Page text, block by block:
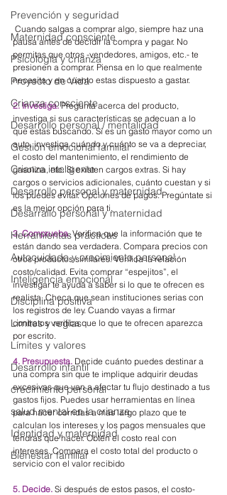
Prevención y seguridad
Maternidad consciente
Psicología y crianza
Proyecto de Vida
Crianza consciente
Desarrollo personal / mentalidad
Gestión emocional familiar
Crianza inteligente
Desarrollo personal y maternidad
Desarrallo personal y maternidad
Herramientas prácticas
Autocuidado y crecimiento personal
Inteligencia emocional
Disciplina positiva
Limites y reglas
Límites y valores
Desarrollo infantil
crecimiento personal
salud mental en la crianza
Identidad y maternidad
Bienestar familiar
pausa antes de decidir la compra y pagar. No
permitas que otros -vendedores, amigos, etc.- te
presionen a comprar. Piensa en lo que realmente
necesita y en cuanto estas dispuesto a gastar.
2. Investiga. Pregunta acerca del producto,
investiga si sus características se adecuan a lo
que estas buscando. Si es un gasto mayor como un
auto, investiga cuándo y cuánto se va a depreciar,
el costo del mantenimiento, el rendimiento de
gasolina, etc. Si existen cargos extras. Si hay
cargos o servicios adicionales, cuánto cuestan y si
los puedes evitar. Opciones de pagos. Pregúntate si
es la mejor opción para ti.
3. Comprueba. Verifica que la información que te
están dando sea verdadera. Compara precios con
otros productos similares. Verifica la relación
costo/calidad. Evita comprar “espejitos”, el
investigar te ayuda a saber si lo que te ofrecen es
realista. Checa que sean instituciones serias con
los registros de ley. Cuando vayas a firmar
contratos verifica que lo que te ofrecen aparezca
por escrito.
4. Presupuesta. Decide cuánto puedes destinar a
una compra sin que te implique adquirir deudas
excesivas que van a afectar tu flujo destinado a tus
gastos fijos. Puedes usar herramientas en línea
para hacer corridas a más largo plazo que te
calculan los intereses y los pagos mensuales que
tendrás que hacer. Obtén el costo real con
intereses. Compara el costo total del producto o
servicio con el valor recibido
5. Decide. Si después de estos pasos, el costo-